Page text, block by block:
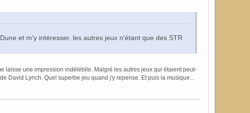
et m'y intéresser. les autres jeux n'étant que des STR
laisse une impression indélébile. Malgré les autres jeux qui étaient peut-
David Lynch. Quel superbe jeu quand j'y repense. Et puis la musique...